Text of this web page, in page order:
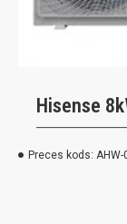
Hisense
Preces kods: